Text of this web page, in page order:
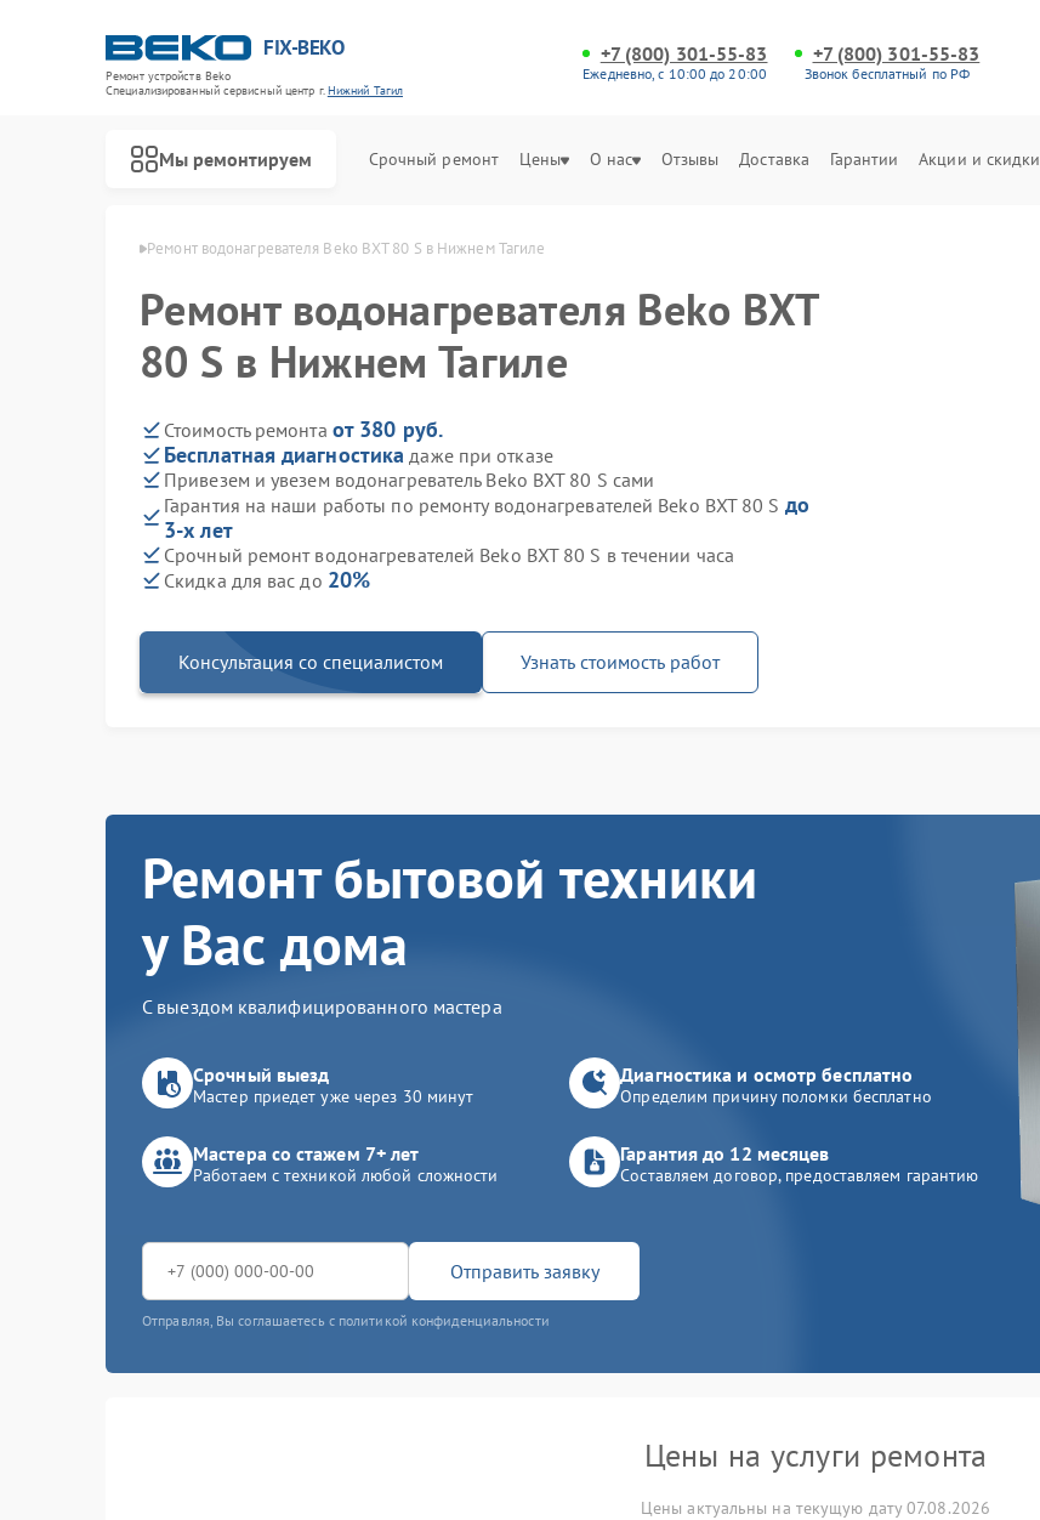
FIX-BEKO
Ремонт устройств Beko
Специализированный cервисный центр г.Нижний Тагил
+7 (800) 301-55-83
Ежедневно, с 10:00 до 20:00
+7 (800) 301-55-83
Звонок бесплатный по РФ
Мы ремонтируем Срочный ремонт Цены О нас Отзывы Доставка Гарантии Акции и скидки
в Нижнем Тагиле Ремонт водонагревателя Beko BXT 80 S в Нижнем Тагиле
Ремонт водонагревателя Beko BXT
80 S в Нижнем Тагиле
Стоимость ремонта от 380 руб.
Бесплатная диагностика даже при отказе
Привезем и увезем водонагреватель Beko BXT 80 S сами
Гарантия на наши работы по ремонту водонагревателей Beko BXT 80 S до
3-х лет
Срочный ремонт водонагревателей Beko BXT 80 S в течении часа
Скидка для вас до 20%
Консультация со специалистом Узнать стоимость работ
Ремонт бытовой техники
у Вас дома
С выездом квалифицированного мастера
Срочный выезд
Мастер приедет уже через 30 минут
Диагностика и осмотр бесплатно
Определим причину поломки бесплатно
Мастера со стажем 7+ лет
Работаем с техникой любой сложности
Гарантия до 12 месяцев
Составляем договор, предоставляем гарантию
Отправить заявку
Отправляя, Вы соглашаетесь с политикой конфиденциальности
Цены на услуги ремонта
Цены актуальны на текущую дату 07.08.2026